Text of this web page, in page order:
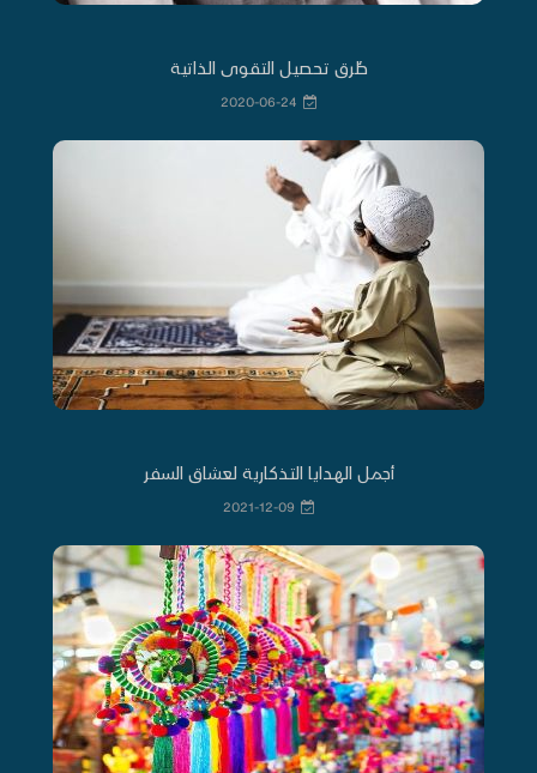
طُرق تحصيل التقوى الذاتية
2020-06-24
أجمل الهدايا التذكارية لعشاق السفر
2021-12-09